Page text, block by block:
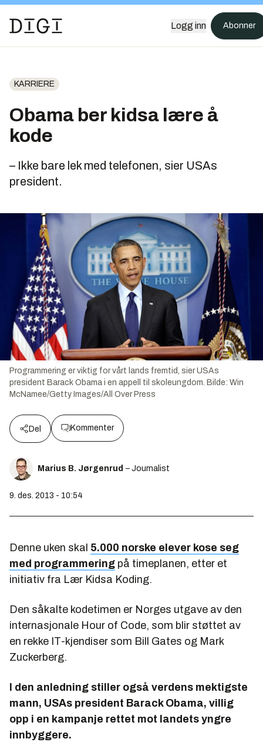
Logg inn Abonner
KARRIERE
Obama ber kidsa lære å
kode
– Ikke bare lek med telefonen, sier USAs
president.
Programmering er viktig for vårt lands fremtid, sier USAs
president Barack Obama i en appell til skoleungdom. Bilde: Win
McNamee/Getty Images/All Over Press
Del Kommenter
Marius B. Jørgenrud – Journalist
9. des. 2013 - 10:54
Denne uken skal 5.000 norske elever kose seg
med programmering på timeplanen, etter et
initiativ fra Lær Kidsa Koding.
Den såkalte kodetimen er Norges utgave av den
internasjonale Hour of Code, som blir støttet av
en rekke IT-kjendiser som Bill Gates og Mark
Zuckerberg.
I den anledning stiller også verdens mektigste
mann, USAs president Barack Obama, villig
opp i en kampanje rettet mot landets yngre
innbyggere.